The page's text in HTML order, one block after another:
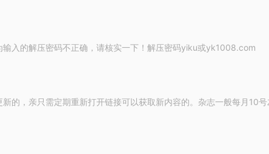
入的解压密码不正确，请核实一下！解压密码yiku或yk1008.com
的，亲只需定期重新打开链接可以获取新内容的。杂志一般每月10号